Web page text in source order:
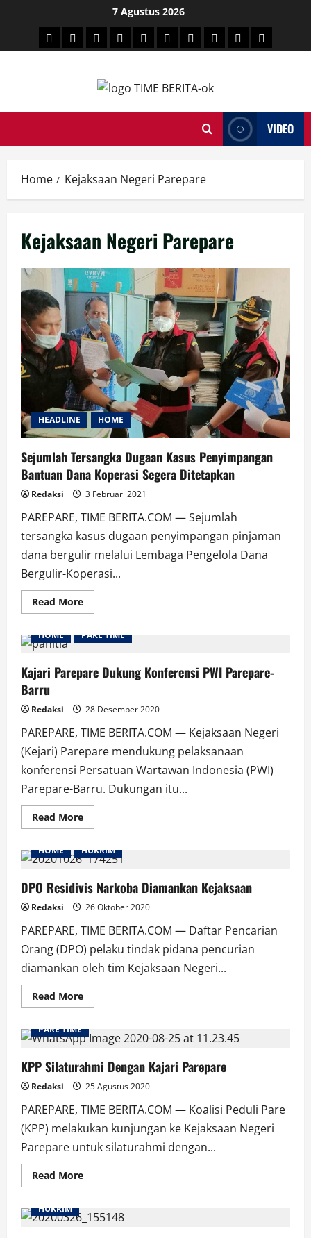
content
7 Agustus 2026
HEADLINE
PARESULSELBAR
POLITIKHUKRIMNASIONAL
PENKESSPORTAINMENT
DUNIAMEDSOS
VIDEO
Home Kejaksaan Negeri Parepare
Kejaksaan Negeri Parepare
HEADLINE HOME
Sejumlah Tersangka Dugaan Kasus Penyimpangan
Bantuan Dana Koperasi Segera Ditetapkan
Redaksi 3 Februari 2021
PAREPARE, TIME BERITA.COM — Sejumlah
tersangka kasus dugaan penyimpangan pinjaman
dana bergulir melalui Lembaga Pengelola Dana
Bergulir-Koperasi...
Read MoreRead
more
Tersangka
Penyimpangan
Bantuan
Segera
HOME PARE TIME
Kajari Parepare Dukung Konferensi PWI Parepare-
Barru
Redaksi 28 Desember 2020
PAREPARE, TIME BERITA.COM — Kejaksaan Negeri
(Kejari) Parepare mendukung pelaksanaan
konferensi Persatuan Wartawan Indonesia (PWI)
Parepare-Barru. Dukungan itu...
Read MoreRead
more
Parepare
Dukung
PWI
Parepare-
Barru
HOME HUKRIM
DPO Residivis Narkoba Diamankan Kejaksaan
Redaksi 26 Oktober 2020
PAREPARE, TIME BERITA.COM — Daftar Pencarian
Orang (DPO) pelaku tindak pidana pencurian
diamankan oleh tim Kejaksaan Negeri...
Read MoreRead
more
Residivis
Narkoba
Kejaksaan
PARE TIME
KPP Silaturahmi Dengan Kajari Parepare
Redaksi 25 Agustus 2020
PAREPARE, TIME BERITA.COM — Koalisi Peduli Pare
(KPP) melakukan kunjungan ke Kejaksaan Negeri
Parepare untuk silaturahmi dengan...
Read MoreRead
more
Silaturahmi
Dengan
HUKRIM